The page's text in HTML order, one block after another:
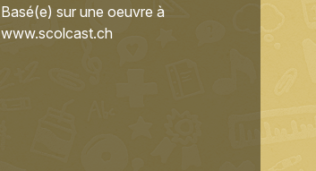
Basé(e) sur une oeuvre à
www.scolcast.ch